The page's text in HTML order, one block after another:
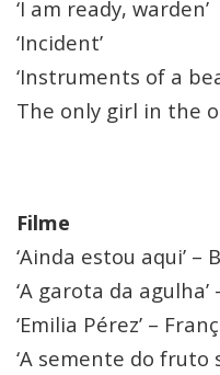
‘I am ready, warden’
‘Incident’
‘Instruments of a
The only girl in the
Filme
‘Ainda estou aqui’ –
‘A garota da
‘Emilia Pérez’ –
‘A semente do fruto